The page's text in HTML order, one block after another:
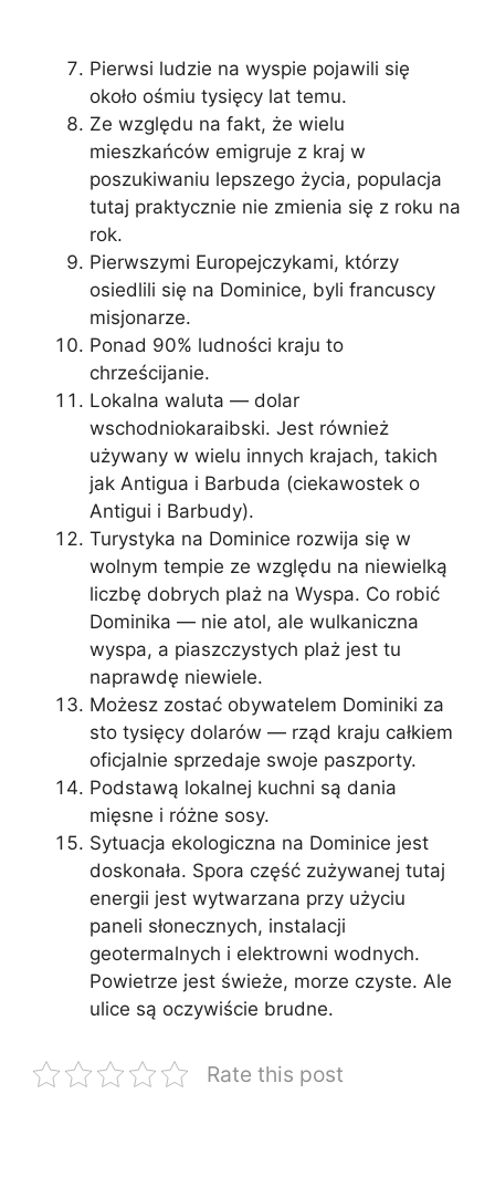
Pierwsi ludzie na wyspie pojawili się
około ośmiu tysięcy lat temu.
Ze względu na fakt, że wielu
mieszkańców emigruje z kraj w
poszukiwaniu lepszego życia, populacja
tutaj praktycznie nie zmienia się z roku na
rok.
Pierwszymi Europejczykami, którzy
osiedlili się na Dominice, byli francuscy
misjonarze.
Ponad 90% ludności kraju to
chrześcijanie.
Lokalna waluta — dolar
wschodniokaraibski. Jest również
używany w wielu innych krajach, takich
jak Antigua i Barbuda (ciekawostek o
Antigui i Barbudy).
Turystyka na Dominice rozwija się w
wolnym tempie ze względu na niewielką
liczbę dobrych plaż na Wyspa. Co robić
Dominika — nie atol, ale wulkaniczna
wyspa, a piaszczystych plaż jest tu
naprawdę niewiele.
Możesz zostać obywatelem Dominiki za
sto tysięcy dolarów — rząd kraju całkiem
oficjalnie sprzedaje swoje paszporty.
Podstawą lokalnej kuchni są dania
mięsne i różne sosy.
Sytuacja ekologiczna na Dominice jest
doskonała. Spora część zużywanej tutaj
energii jest wytwarzana przy użyciu
paneli słonecznych, instalacji
geotermalnych i elektrowni wodnych.
Powietrze jest świeże, morze czyste. Ale
ulice są oczywiście brudne.
Rate this post